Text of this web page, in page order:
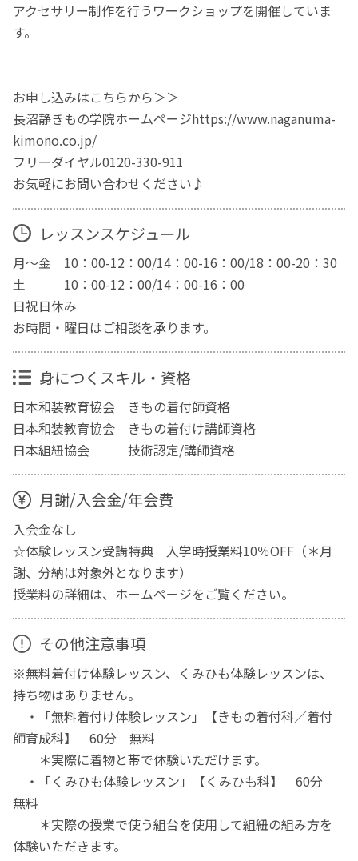
アクセサリー制作を行うワークショップを開催していま
す。
お申し込みはこちらから＞＞
長沼静きもの学院ホームページhttps://www.naganuma-
kimono.co.jp/
フリーダイヤル0120-330-911
お気軽にお問い合わせください♪
レッスンスケジュール
月～金 10：00-12：00/14：00-16：00/18：00-20：30
土 10：00-12：00/14：00-16：00
日祝日休み
お時間・曜日はご相談を承ります。
身につくスキル・資格
日本和装教育協会 きもの着付師資格
日本和装教育協会 きもの着付け講師資格
日本組紐協会 技術認定/講師資格
月謝/入会金/年会費
入会金なし
☆体験レッスン受講特典 入学時授業料10％OFF（＊月
謝、分納は対象外となります）
授業料の詳細は、ホームページをご覧ください。
その他注意事項
※無料着付け体験レッスン、くみひも体験レッスンは、
持ち物はありません。
・「無料着付け体験レッスン」【きもの着付科／着付
師育成科】 60分 無料
＊実際に着物と帯で体験いただけます。
・「くみひも体験レッスン」【くみひも科】 60分
無料
＊実際の授業で使う組台を使用して組紐の組み方を
体験いただきます。